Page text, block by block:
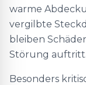
warme
vergilbte
bleiben
Störung auftritt.
Besonders